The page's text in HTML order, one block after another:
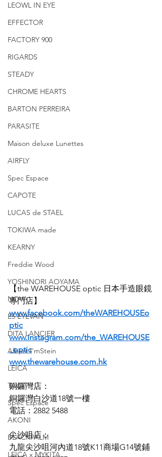
LEOWL IN EYE
EFFECTOR
FACTORY 900
RIGARDS
STEADY
CHROME HEARTS
BARTON PERREIRA
PARASITE
Maison deluxe Lunettes
AIRFLY
Spec Espace
CAPOTE
LUCAS de STAEL
TOKIWA made
KEARNY
Freddie Wood
YOSHINORI AOYAMA
NOVA
E5 EYEVAN
DITA LANCIER
Albert I'mStein
LEICA
TAVAT
Spec Espace
AKONI
BLACKPALM
LEICA x MYKITA
【the WAREHOUSE optic 日本手造眼鏡
專門店】
www.facebook.com/theWAREHOUSEo
ptic
www.instagram.com/the_WAREHOUSE
_optic
www.thewarehouse.com.hk
銅鑼灣店：
銅鑼灣白沙道18號一樓
電話：2882 5488
尖沙咀店：
九龍尖沙咀河內道18號K11商場G14號鋪